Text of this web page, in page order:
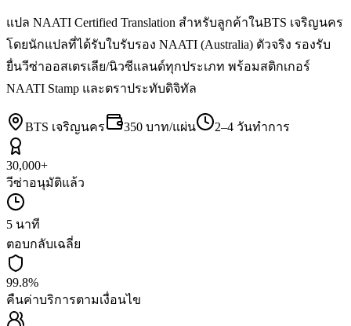
แปล NAATI Certified Translation สำหรับลูกค้าในBTS เจริญนคร
โดยนักแปลที่ได้รับใบรับรอง NAATI (Australia) ตัวจริง รองรับ
ยื่นวีซ่าออสเตรเลีย/นิวซีแลนด์ทุกประเภท พร้อมสติกเกอร์
NAATI Stamp และตราประทับดิจิทัล
BTS เจริญนคร 350 บาท/แผ่น 2–4 วันทำการ
30,000+
วีซ่าอนุมัติแล้ว
5 นาที
ตอบกลับเฉลี่ย
99.8%
คืนค่าบริการตามเงื่อนไข